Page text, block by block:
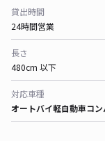
貸出時間
24時間営業
長さ
480cm 以下
対応車種
オートバイ軽自動車コ